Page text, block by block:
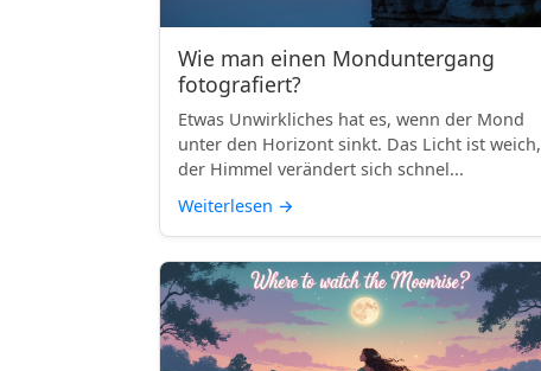
Wie man einen Monduntergang
fotografiert?
Etwas Unwirkliches hat es, wenn der Mond
unter den Horizont sinkt. Das Licht ist weich,
der Himmel verändert sich schnel...
Weiterlesen →